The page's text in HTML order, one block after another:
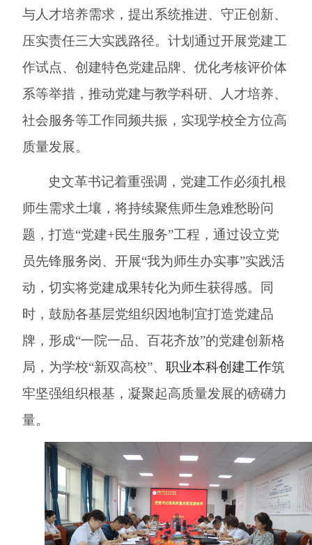
与人才培养需求，提出系统推进、守正创新、
压实责任三大实践路径。计划通过开展党建工
作试点、创建特色党建品牌、优化考核评价体
系等举措，推动党建与教学科研、人才培养、
社会服务等工作同频共振，实现学校全方位高
质量发展。
史文革书记着重强调，党建工作必须扎根
师生需求土壤，将持续聚焦师生急难愁盼问
题，打造“党建+民生服务”工程，通过设立党
员先锋服务岗、开展“我为师生办实事”实践活
动，切实将党建成果转化为师生获得感。同
时，鼓励各基层党组织因地制宜打造党建品
牌，形成“一院一品、百花齐放”的党建创新格
局，为学校“新双高校”、职业本科创建工作筑
牢坚强组织根基，凝聚起高质量发展的磅礴力
量。